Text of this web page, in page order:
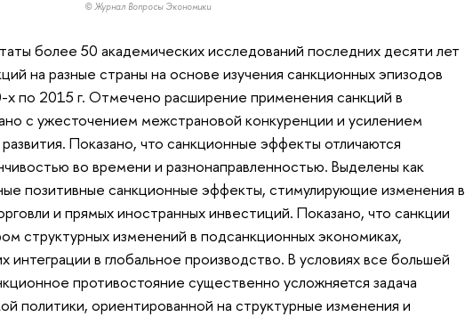
© Журнал Вопросы Экономики
более 50 академических исследований последних десяти лет
на разные страны на основе изучения санкционных эпизодов
по 2015 г. Отмечено расширение применения санкций в
с ужесточением межстрановой конкуренции и усилением
Показано, что санкционные эффекты отличаются
во времени и разнонаправленностью. Выделены как
позитивные санкционные эффекты, стимулирующие изменения в
и прямых иностранных инвестиций. Показано, что санкции
структурных изменений в подсанкционных экономиках,
интеграции в глобальное производство. В условиях все большей
противостояние существенно усложняется задача
политики, ориентированной на структурные изменения и